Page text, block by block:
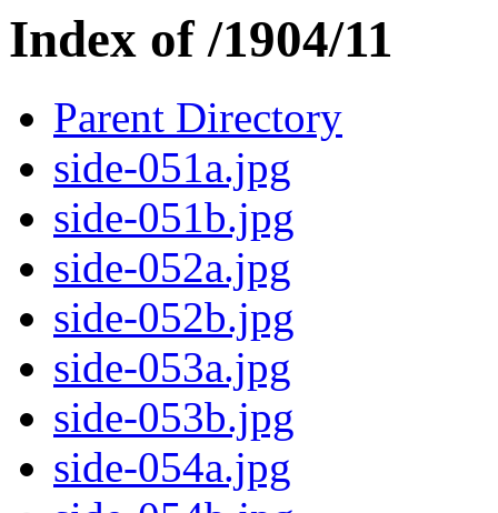
Index of /1904/11
Parent Directory
side-051a.jpg
side-051b.jpg
side-052a.jpg
side-052b.jpg
side-053a.jpg
side-053b.jpg
side-054a.jpg